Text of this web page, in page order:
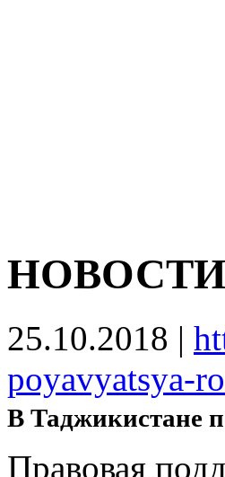
НОВОСТИ
25.10.2018 |
poyavyatsya-
В Таджикистане
Правовая